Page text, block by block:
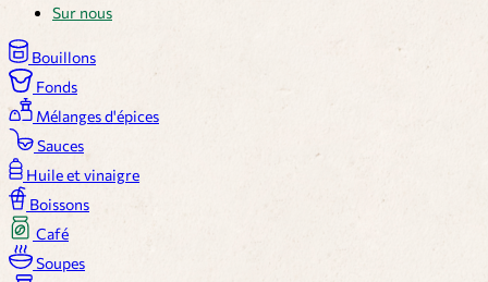
Sur nous
Bouillons
Fonds
Mélanges d'épices
Sauces
Huile et vinaigre
Boissons
Café
Soupes